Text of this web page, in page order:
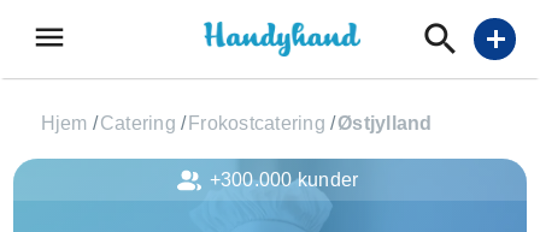
menu add
Hjem /Catering / Frokostcatering /Østjylland
+300.000 kunder